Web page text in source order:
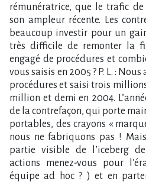
rémunératrice, que le trafic de
son ampleur récente. Les
beaucoup investir pour un
très difficile de remonter la
engagé de procédures et
vous saisis en 2005 ? P. L. :
procédures et saisi trois
million et demi en 2004.
de la contrefaçon, qui porte
portables, des crayons «
nous ne fabriquons pas !
partie visible de l’iceberg
actions menez-vous pour
équipe ad hoc ? ) et en